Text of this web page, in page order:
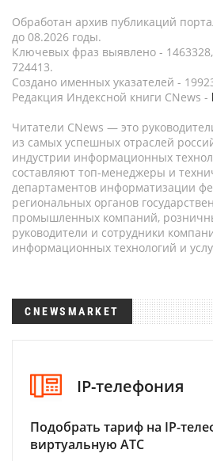
Обработан архив публикаций
до 08.2026 годы.
Ключевых фраз выявлено -
724413.
Создано именных указателей -
Редакция Индексной книги CNews -
Читатели CNews — это
из самых успешных отраслей
индустрии информационных
составляют топ-менеджеры и
департаментов информатизации
региональных органов
промышленных компаний,
руководители и сотрудники
информационных технологий и
CNEWSMARKET
IP-телефония
Подобрать тариф на IP-
виртуальную АТС